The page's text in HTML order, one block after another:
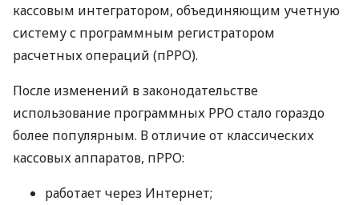
кассовым интегратором, объединяющим учетную
систему с программным регистратором
расчетных операций (пРРО).
После изменений в законодательстве
использование программных РРО стало гораздо
более популярным. В отличие от классических
кассовых аппаратов, пРРО:
работает через Интернет;